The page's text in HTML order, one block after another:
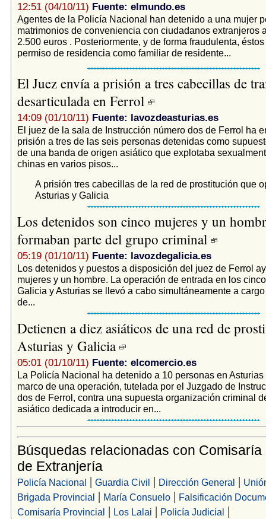
12:51 (04/10/11) Fuente: elmundo.es
Agentes de la Policía Nacional han detenido a una mujer
matrimonios de conveniencia con ciudadanos extranjeros
2.500 euros . Posteriormente, y de forma fraudulenta,
permiso de residencia como familiar de residente...
El Juez envía a prisión a tres cabecillas de
desarticulada en Ferrol
14:09 (01/10/11) Fuente: lavozdeasturias.es
El juez de la sala de Instrucción número dos de Ferrol ha
prisión a tres de las seis personas detenidas como
de una banda de origen asiático que explotaba
chinas en varios pisos...
A prisión tres cabecillas de la red de prostitución que
Asturias y Galicia
Los detenidos son cinco mujeres y un
formaban parte del grupo criminal
05:19 (01/10/11) Fuente: lavozdegalicia.es
Los detenidos y puestos a disposición del juez de Ferrol
mujeres y un hombre. La operación de entrada en los
Galicia y Asturias se llevó a cabo simultáneamente a
de...
Detienen a diez asiáticos de una red de
Asturias y Galicia
05:01 (01/10/11) Fuente: elcomercio.es
La Policía Nacional ha detenido a 10 personas en
marco de una operación, tutelada por el Juzgado de
dos de Ferrol, contra una supuesta organización criminal
asiático dedicada a introducir en...
Búsquedas relacionadas con Comisaría
de Extranjería
Policía Nacional | Guardia Civil | Dirección General |
Brigada Provincial | María Consuelo| Falsificación
Comisaría Provincial | Los Lalai | Policía Judicial |